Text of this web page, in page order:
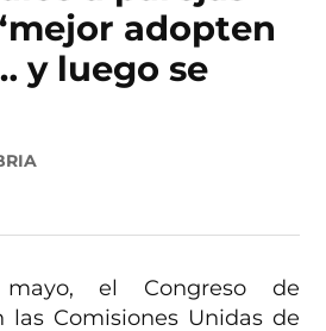
adopten
y luego se
el Congreso de
las Comisiones Unidas de